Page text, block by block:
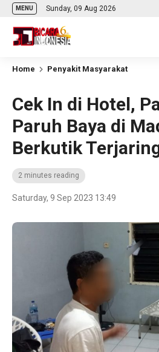
MENU Sunday, 09 Aug 2026
Home Penyakit Masyarakat
Cek In di Hotel,
Paruh Baya di
Berkutik
2 minutes reading
Saturday, 9 Sep 2023 13:49